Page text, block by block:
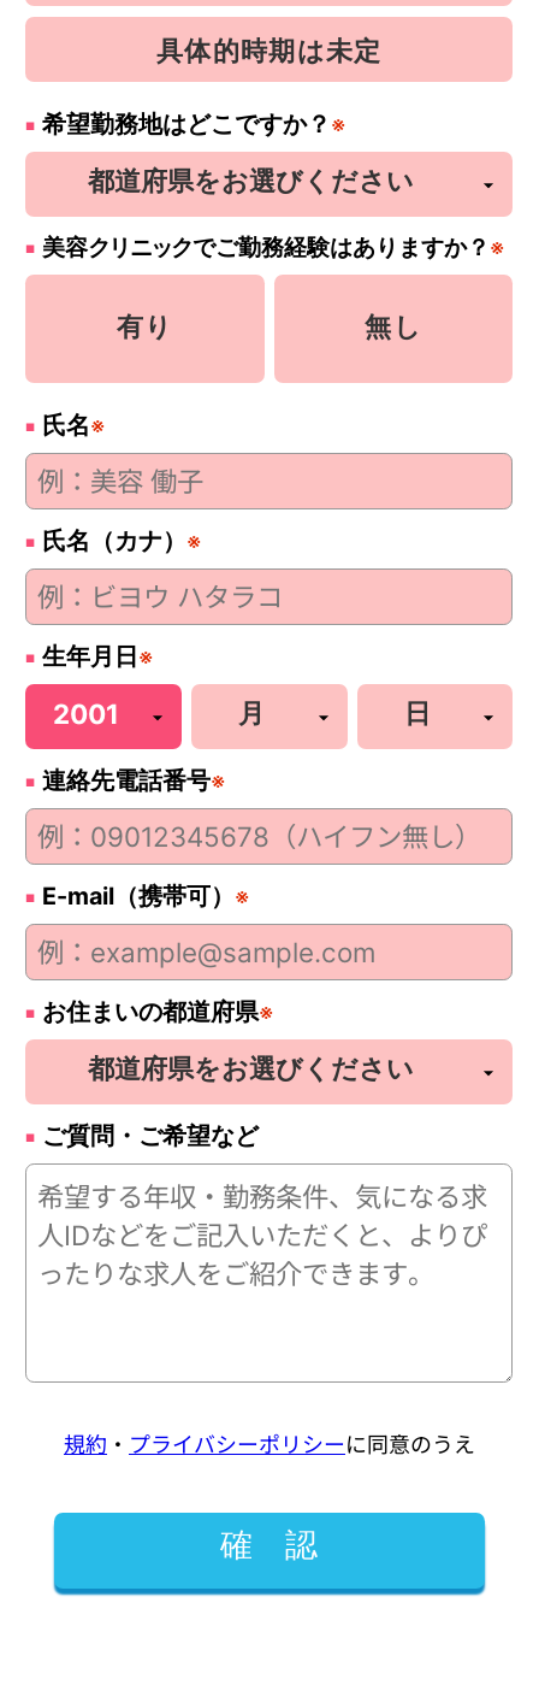
具体的時期は未定
希望勤務地はどこですか？ ※
美容クリニックでご勤務経験はありますか？ ※
有り 無し
氏名※
氏名（カナ） ※
生年月日 ※
連絡先電話番号※
E-mail（携帯可） ※
お住まいの都道府県※
ご質問・ご希望など
規約 ・ プライバシーポリシーに同意のうえ